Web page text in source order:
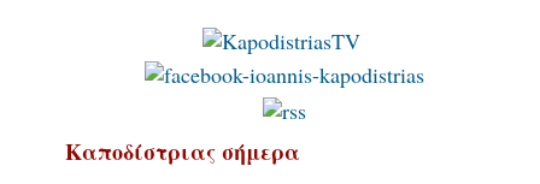
Καποδίστριας σήμερα